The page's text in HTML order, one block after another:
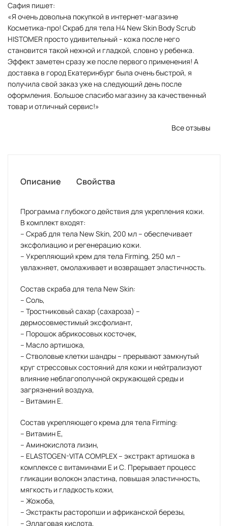
Сафия пишет:
«Я очень довольна покупкой в интернет-магазине
Косметика-про! Скраб для тела H4 New Skin Body Scrub
HISTOMER просто удивительный - кожа после него
становится такой нежной и гладкой, словно у ребенка.
Эффект заметен сразу же после первого применения! А
доставка в город Екатеринбург была очень быстрой, я
получила свой заказ уже на следующий день после
оформления. Большое спасибо магазину за качественный
товар и отличный сервис!»
Все отзывы
Описание Свойства
Программа глубокого действия для укрепления кожи.
В комплект входят:
– Скраб для тела New Skin, 200 мл – обеспечивает
эксфолиацию и регенерацию кожи.
– Укрепляющий крем для тела Firming, 250 мл –
увлажняет, омолаживает и возвращает эластичность.
Состав скраба для тела New Skin:
– Соль,
– Тростниковый сахар (сахароза) –
дермосовместимый эксфолиант,
– Порошок абрикосовых косточек,
– Масло артишока,
– Стволовые клетки шандры – прерывают замкнутый
круг стрессовых состояний для кожи и нейтрализуют
влияние неблагополучной окружающей среды и
загрязнений воздуха,
– Витамин Е.
Состав укрепляющего крема для тела Firming:
– Витамин Е,
– Аминокислота лизин,
– ELASTOGEN-VITA COMPLEX – экстракт артишока в
комплексе с витаминами Е и С. Прерывает процесс
гликации волокон эластина, повышая эластичность,
мягкость и гладкость кожи,
– Жожоба,
– Экстракты расторопши и африканской березы,
– Эллаговая кислота,